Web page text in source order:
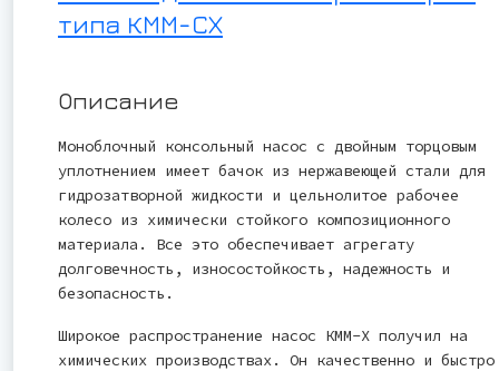
типа КММ-СХ
Описание
Моноблочный консольный насос с двойным торцовым
уплотнением имеет бачок из нержавеющей стали для
гидрозатворной жидкости и цельнолитое рабочее
колесо из химически стойкого композиционного
материала. Все это обеспечивает агрегату
долговечность, износостойкость, надежность и
безопасность.
Широкое распространение насос КММ-Х получил на
химических производствах. Он качественно и быстро